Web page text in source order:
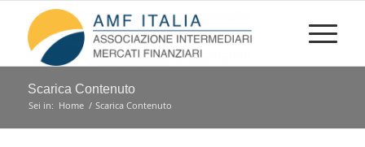
Scarica Contenuto
Sei in: Home / Scarica Contenuto